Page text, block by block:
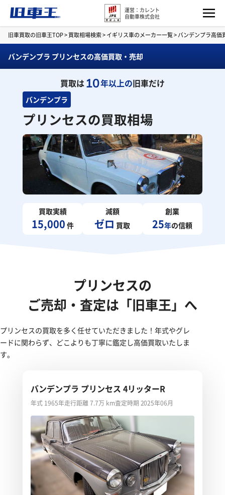
運営：カレント
自動車株式会社
旧車買取の旧車王TOP>買取相場検索>イギリス車のメーカー一覧>バンデンプラ高価
バンデンプラ プリンセスの高価買取・売却
買取は10年以上の旧車だけ
バンデンプラ
プリンセスの買取相場
買取実績
15,000 件
減額
ゼロ 買取
創業
25年の信頼
プリンセスの
ご売却・査定は「旧車王」へ
プリンセスの買取を多く任せていただきました！年式やグレ
ードに関わらず、どこよりも丁寧に鑑定し高価買取いたしま
す。
バンデンプラ プリンセス 4リッターR
年式 1965年走行距離 7.7万 km査定時期 2025年06月